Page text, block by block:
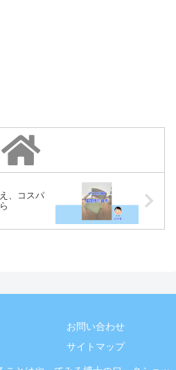
、コスパ
お問い合わせ
サイトマップ